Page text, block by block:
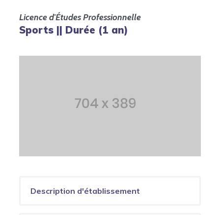
Licence d'Études Professionnelle
Sports || Durée (1 an)
Description d'établissement